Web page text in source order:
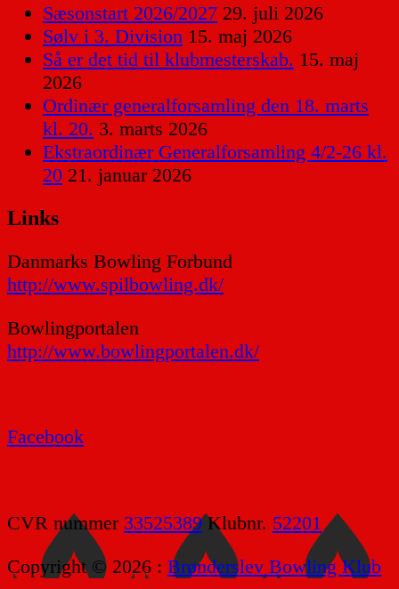
Sæsonstart 2026/2027 29. juli 2026
Sølv i 3. Division 15. maj 2026
Så er det tid til klubmesterskab. 15. maj
2026
Ordinær generalforsamling den 18. marts
kl. 20. 3. marts 2026
Ekstraordinær Generalforsamling 4/2-26 kl.
20 21. januar 2026
Links
Danmarks Bowling Forbund
http://www.spilbowling.dk/
Bowlingportalen
http://www.bowlingportalen.dk/
Facebook
CVR nummer 33525389Klubnr. 52201
Copyright © 2026 : Brønderslev Bowling Klub